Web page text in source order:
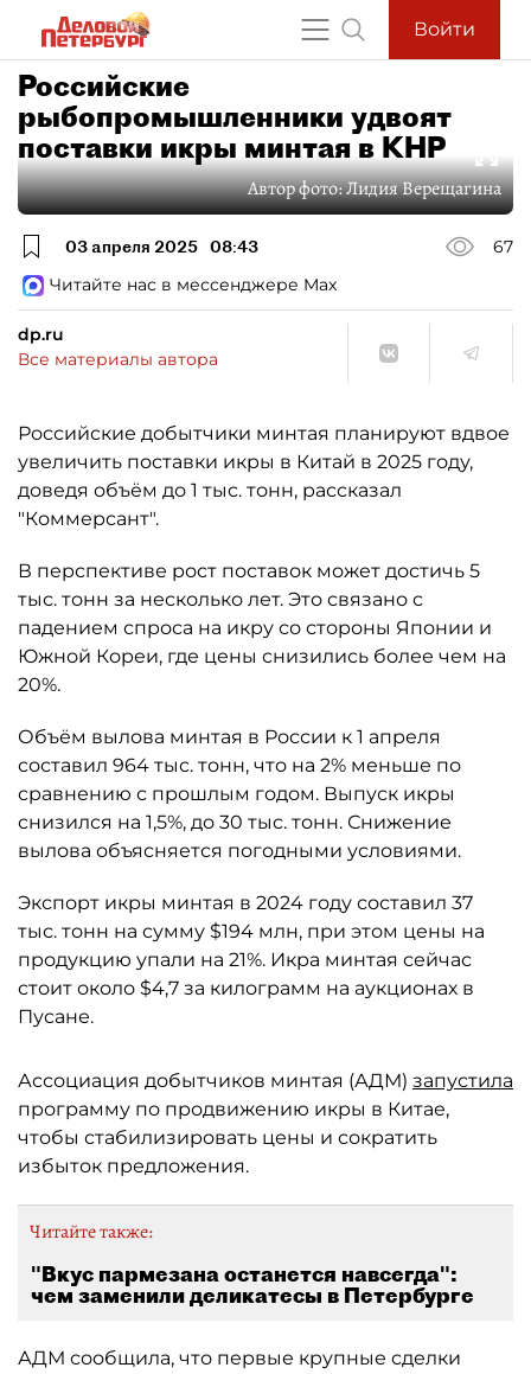
Войти
Российские
рыбопромышленники удвоят
поставки икры минтая в КНР
Автор фото:Лидия Верещагина
03 апреля 2025 08:43
67
Читайте нас в мессенджере Max
dp.ru
Все материалы автора
Российские добытчики минтая планируют вдвое
увеличить поставки икры в Китай в 2025 году,
доведя объём до 1 тыс. тонн, рассказал
"Коммерсант".
В перспективе рост поставок может достичь 5
тыс. тонн за несколько лет. Это связано с
падением спроса на икру со стороны Японии и
Южной Кореи, где цены снизились более чем на
20%.
Объём вылова минтая в России к 1 апреля
составил 964 тыс. тонн, что на 2% меньше по
сравнению с прошлым годом. Выпуск икры
снизился на 1,5%, до 30 тыс. тонн. Снижение
вылова объясняется погодными условиями.
Экспорт икры минтая в 2024 году составил 37
тыс. тонн на сумму $194 млн, при этом цены на
продукцию упали на 21%. Икра минтая сейчас
стоит около $4,7 за килограмм на аукционах в
Пусане.
Ассоциация добытчиков минтая (АДМ) запустила
программу по продвижению икры в Китае,
чтобы стабилизировать цены и сократить
избыток предложения.
Читайте также:
"Вкус пармезана останется навсегда":
чем заменили деликатесы в Петербурге
АДМ сообщила, что первые крупные сделки